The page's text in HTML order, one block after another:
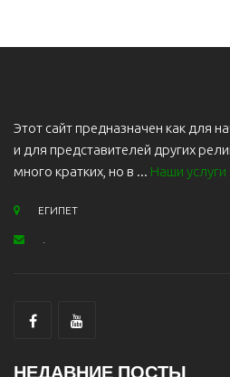
Этот сайт предназначен как для
и для представителей других
много кратких, но в ... Наши услуги
ЕГИПЕТ